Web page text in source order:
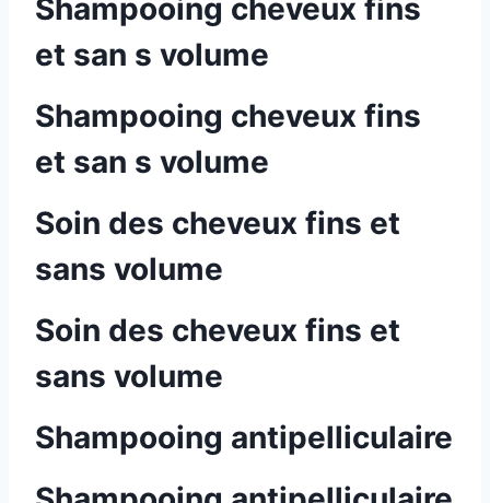
Shampooing cheveux fins
et san s volume
Shampooing cheveux fins
et san s volume
Soin des cheveux fins et
sans volume
Soin des cheveux fins et
sans volume
Shampooing antipelliculaire